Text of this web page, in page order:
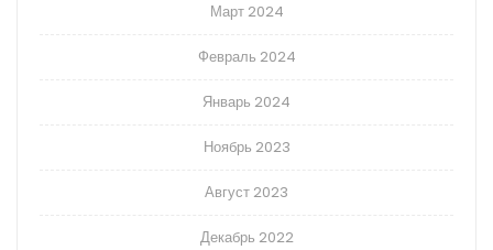
Март 2024
Февраль 2024
Январь 2024
Ноябрь 2023
Август 2023
Декабрь 2022